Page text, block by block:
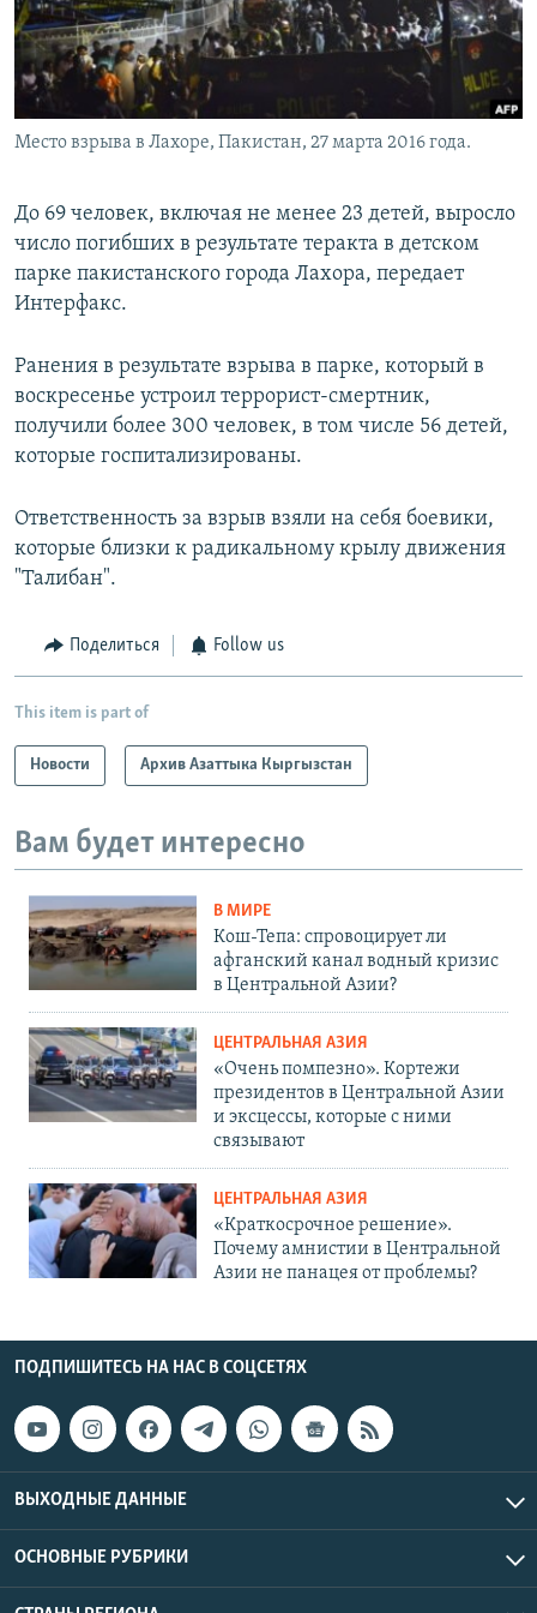
Место взрыва в Лахоре, Пакистан, 27 марта 2016 года.
До 69 человек, включая не менее 23 детей, выросло
число погибших в результате теракта в детском
парке пакистанского города Лахора, передает
Интерфакс.
Ранения в результате взрыва в парке, который в
воскресенье устроил террорист-смертник,
получили более 300 человек, в том числе 56 детей,
которые госпитализированы.
Ответственность за взрыв взяли на себя боевики,
которые близки к радикальному крылу движения
"Талибан".
Поделиться Follow us
This item is part of
Новости Архив Азаттыка Кыргызстан
Вам будет интересно
В МИРЕ
Кош-Тепа: спровоцирует ли
афганский канал водный кризис
в Центральной Азии?
ЦЕНТРАЛЬНАЯ АЗИЯ
«Очень помпезно». Кортежи
президентов в Центральной Азии
и эксцессы, которые с ними
связывают
ЦЕНТРАЛЬНАЯ АЗИЯ
«Краткосрочное решение».
Почему амнистии в Центральной
Азии не панацея от проблемы?
ПОДПИШИТЕСЬ НА НАС В СОЦСЕТЯХ
ВЫХОДНЫЕ ДАННЫЕ
ОСНОВНЫЕ РУБРИКИ